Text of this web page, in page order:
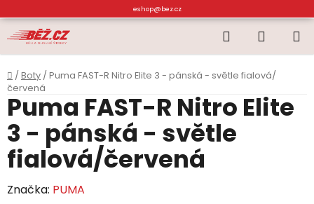
na
obsah
eshop@bez.cz
Hledat
KOŠÍK
Domů
/ Boty / Puma FAST-R Nitro Elite 3 - pánská - světle fialová/
červená
Puma FAST-R Nitro Elite
3 - pánská - světle
fialová/červená
Značka: PUMA